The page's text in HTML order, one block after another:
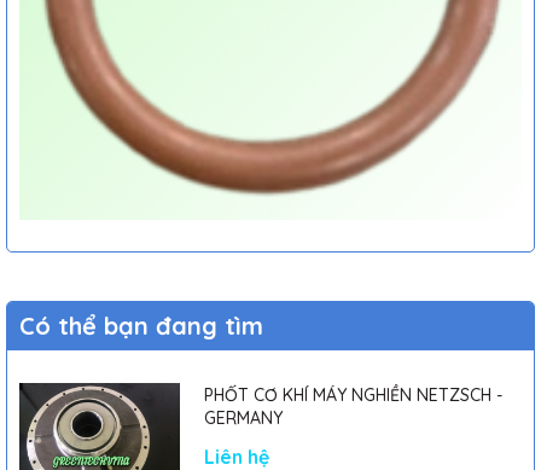
Có thể bạn đang tìm
PHỐT CƠ KHÍ MÁY NGHIỀN NETZSCH -
GERMANY
Liên hệ